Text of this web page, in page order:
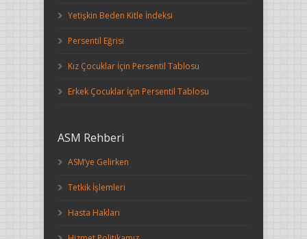
Yetişkin Beden Kitle İndeksi
Persentil Eğrisi
Kız Çocuklar İçin Persentil Tablosu
Erkek Çocuklar İçin Persentil Tablosu
ASM Rehberi
ASM’ye Gelirken
Tetkik İşlemleri
Hasta Hakları